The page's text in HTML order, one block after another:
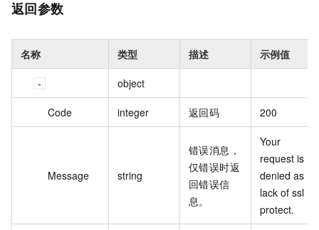
返回参数
名称 类型 描述 示例值
object
Code integer 返回码 200
Message string
错误消息，
仅错误时返
回错误信
息。
Your
request is
denied as
lack of ssl
protect.